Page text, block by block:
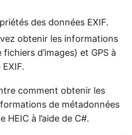
des données EXIF.
obtenir les informations
d’images) et GPS à
comment obtenir les
de métadonnées
HEIC à l’aide de C#.